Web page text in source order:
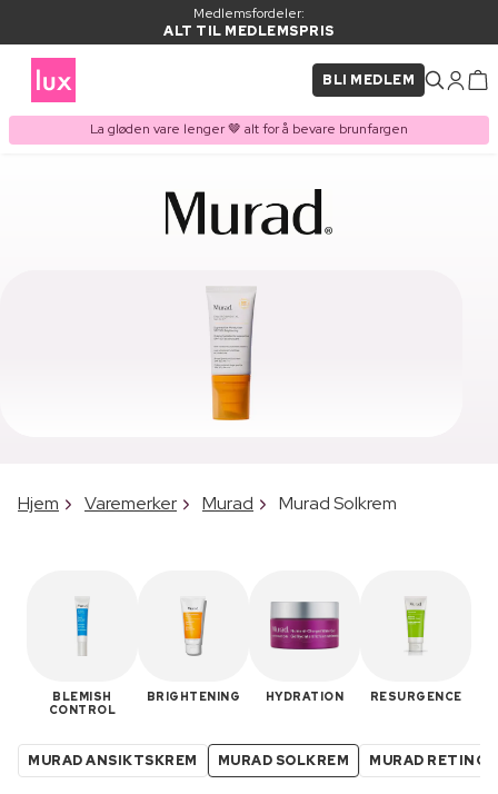
Medlemsfordeler:
ALT TIL MEDLEMSPRIS
BLI MEDLEM
La gløden vare lenger 🤎 alt for å bevare brunfargen
Hjem Varemerker Murad Murad Solkrem
BLEMISH
CONTROL
BRIGHTENING HYDRATION RESURGENCE
MURAD ANSIKTSKREM MURAD SOLKREM MURAD RETINOL